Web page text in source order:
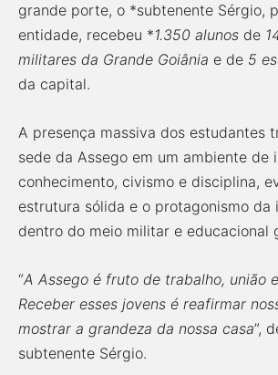
grande porte, o *subtenente Sérgio,
entidade, recebeu *1.350 alunos de
militares da Grande Goiânia e de 5
da capital.
A presença massiva dos estudantes
sede da Assego em um ambiente de
conhecimento, civismo e disciplina,
estrutura sólida e o protagonismo da
dentro do meio militar e educacional
“A Assego é fruto de trabalho, união
Receber esses jovens é reafirmar
mostrar a grandeza da nossa casa”,
subtenente Sérgio.